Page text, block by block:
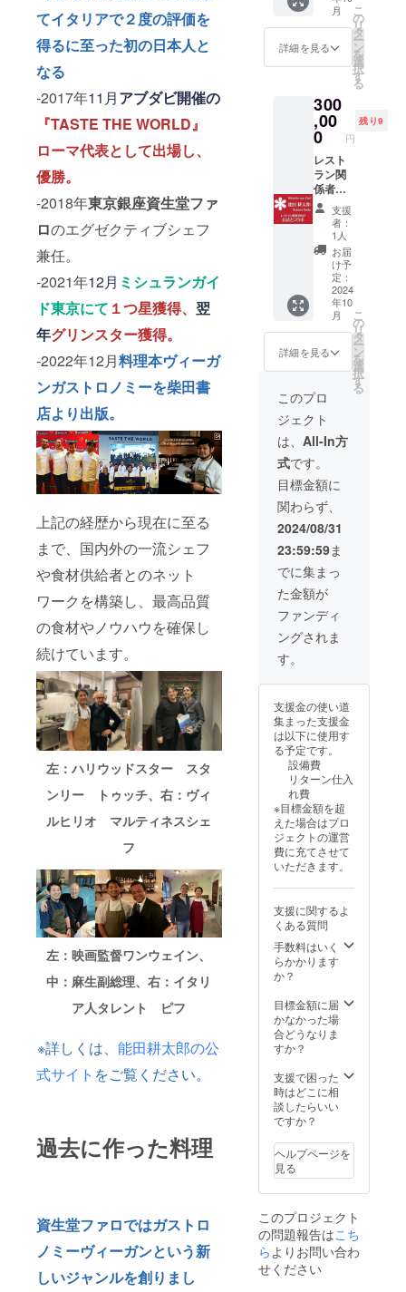
てイタリアで２度の評価を
得るに至った初の日本人と
なる
-2017年11月アブダビ開催の
『TASTE THE WORLD』
ローマ代表として出場し、
優勝。
-2018年東京銀座資生堂ファ
ロのエグゼクティブシェフ
兼任。
-2021年12月 ミシュランガイ
ド東京にて １つ星獲得、 翌
年グリンスター獲得。
-2022年12月料理本ヴィーガ
ンガストロノミーを柴田書
店より出版。
上記の経歴から現在に至る
まで、国内外の一流シェフ
や食材供給者とのネット
ワークを構築し、最高品質
の食材やノウハウを確保し
続けています。
左：ハリウッドスター スタ
ンリー トゥッチ、右：ヴィ
ルヒリオ マルティネスシェ
フ
左：映画監督ワンウェイン、
中：麻生副総理、右：イタリ
ア人タレント ピフ
※詳しくは、 能田耕太郎の公
式サイト をご覧ください。
過去に作った料理
資生堂ファロではガストロ
ノミーヴィーガンという新
しいジャンルを創りまし
連絡方
法：詳
メール
で連絡
込み ・
日時：
2024年
10月 ・
支援者
様の交
通費や
費：支
援者様
の交通
費や滞
在費は
各自で
ご負担
くださ
い。 ・
支援者
様との
連絡方
法：詳
細は
しま
ズ、ド
ル
チェ）
・実施
月から
・受講
方法：
都内非
公開 詳
しい内
容は
メール
でお知
らせし
ます。
月
詳細を見る
こ
の
リ
タ
ー
ン
を
選
択
す
る
300
,00
0 円
残り9
レスト
ラン関
係者向
け あな
たのお
店とコ
ラボし
ます お
店に
伺って
１夜限
りのス
ペシャ
ルコラ
ボディ
開催し
ます。
・訪問
は１
回、事
前のや
り取り
はオン
ライン
上で行
いま
す。 交
通費、
宿泊費
別 詳細
はメー
ルにて
ご連絡
支援
者：
1人
お届
け予
定：
2024
年10
月
詳細を見る
こ
の
リ
タ
ー
ン
を
選
択
す
る
このプロ
ジェクト
は、 All-In方
式です。
目標金額に
関わらず、
2024/08/31
23:59:59ま
でに集まっ
た金額が
ファンディ
ングされま
す。
支援金の使い道
集まった支援金
は以下に使用す
る予定です。
設備費
リターン仕入
れ費
※目標金額を超
えた場合はプロ
ジェクトの運営
費に充てさせて
いただきます。
支援に関するよ
くある質問
手数料はいく
らかかります
か？
目標金額に届
かなかった場
合どうなりま
すか？
支援で困った
時はどこに相
談したらいい
ですか？
ヘルプページを
見る
このプロジェクト
の問題報告はこち
らよりお問い合わ
せください